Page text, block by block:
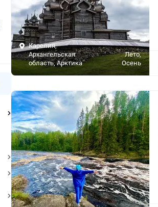
Карелия,
Архангельская
область, Арктика
Лето,
Осень